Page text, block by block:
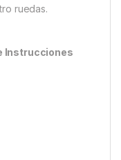
ruedas.
Instrucciones